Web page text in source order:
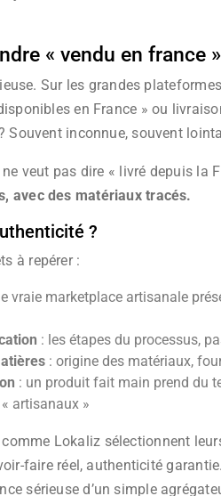
« vendu en france
Sur les grandes
en France » ou
Souvent inconnue, souvent
veut pas dire « livré depuis la
avec des matériaux tracés.
?
à repérer :
vraie marketplace artisanale
: les étapes du processus,
: origine des matériaux,
: un produit fait main prend du
artisanaux »
Lokaliz sélectionnent
faire réel, authenticité
sérieuse d’un simple